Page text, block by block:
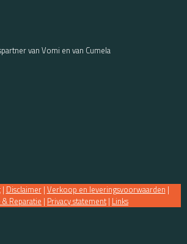
van Vomi en van Cumela
| Disclaimer| Verkoop en leveringsvoorwaarden |
Reparatie | Privacy statement | Links